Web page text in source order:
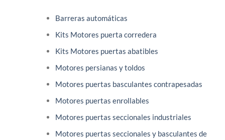
Barreras automáticas
Kits Motores puerta corredera
Kits Motores puertas abatibles
Motores persianas y toldos
Motores puertas basculantes contrapesadas
Motores puertas enrollables
Motores puertas seccionales industriales
Motores puertas seccionales y basculantes de